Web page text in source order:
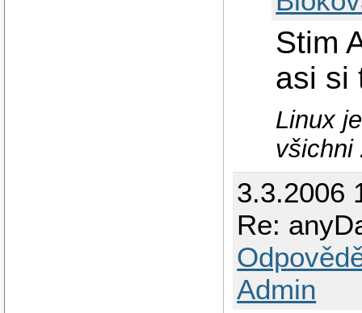
Stim
asi si
Linux
všichni
3.3.2006
Re:
Admin